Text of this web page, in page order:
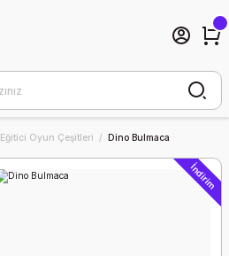
Eğitici Oyun Çeşitleri Dino Bulmaca
İndirim